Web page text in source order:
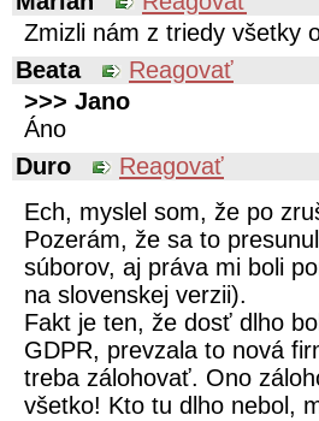
Zmizli nám z triedy všetky
Beata
Reagovať
>>> Jano
Áno
Duro
Reagovať
Ech, myslel som, že po
Pozerám, že sa to
súborov, aj práva mi boli
na slovenskej verzii).
Fakt je ten, že dosť dlho
GDPR, prevzala to nová
treba zálohovať. Ono
všetko! Kto tu dlho nebol,